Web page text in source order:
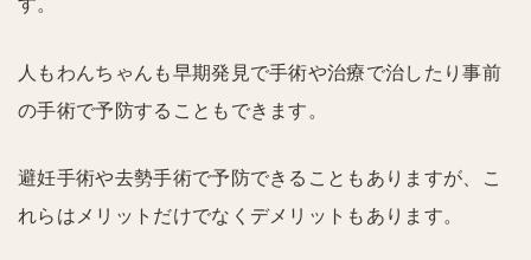
人もわんちゃんも早期発見で手術や治療で治したり事前
の手術で予防することもできます。
避妊手術や去勢手術で予防できることもありますが、こ
れらはメリットだけでなくデメリットもあります。